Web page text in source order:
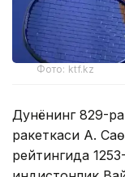
Фото: ktf.kz
Дунёнинг 829-
ракеткаси А.
рейтингида